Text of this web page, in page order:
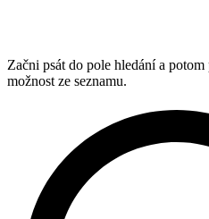
Začni psát do pole hledání a
možnost ze seznamu.